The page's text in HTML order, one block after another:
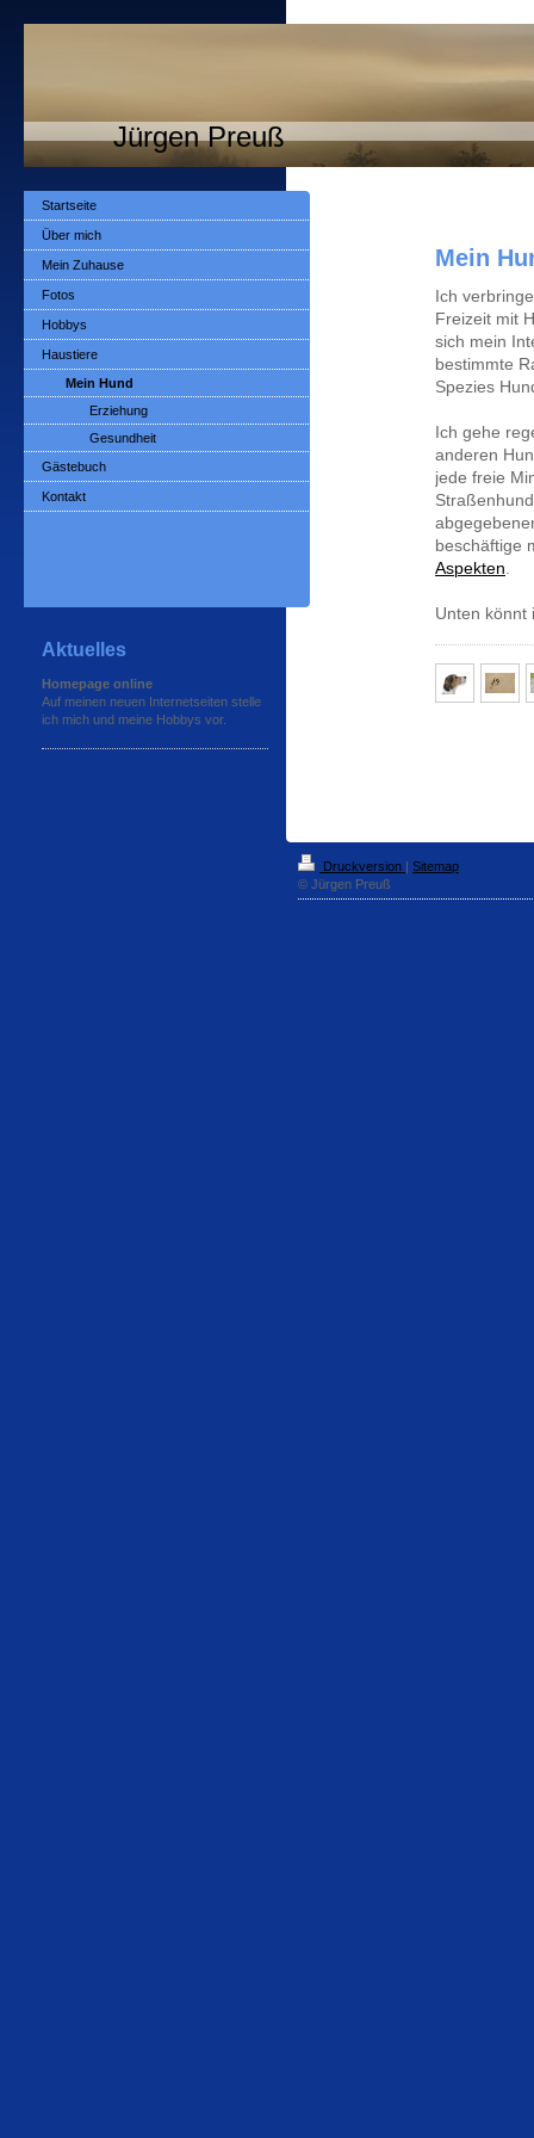
Jürgen Preuß
Mein
Ich
Freizeit mit
sich mein
bestimmte
Spezies
Ich gehe
anderen
jede freie
beschäftige
Aspekten.
Unten könnt
Startseite
Über mich
Mein Zuhause
Fotos
Hobbys
Haustiere
Mein Hund
Erziehung
Gesundheit
Gästebuch
Kontakt
Aktuelles
Homepage online
Auf meinen neuen Internetseiten stelle
ich mich und meine Hobbys vor.
Druckversion | Sitemap
© Jürgen Preuß